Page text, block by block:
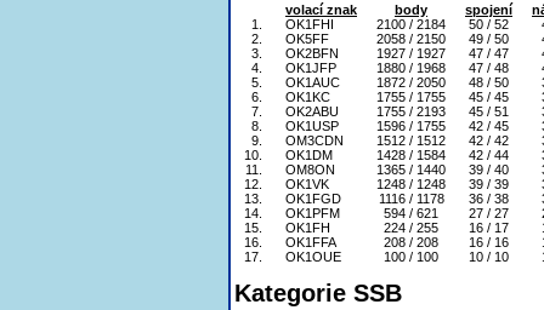
volací znak body spojení
1.
OK1FHI 2100 / 2184 50 / 52
2.
OK5FF 2058 / 2150 49 / 50
3.
OK2BFN 1927 / 1927 47 / 47
4.
OK1JFP 1880 / 1968 47 / 48
5.
OK1AUC 1872 / 2050 48 / 50
6.
OK1KC 1755 / 1755 45 / 45
7.
OK2ABU 1755 / 2193 45 / 51
8.
OK1USP 1596 / 1755 42 / 45
9.
OM3CDN 1512 / 1512 42 / 42
10.
OK1DM 1428 / 1584 42 / 44
11.
OM8ON 1365 / 1440 39 / 40
12.
OK1VK 1248 / 1248 39 / 39
13.
OK1FGD 1116 / 1178 36 / 38
14.
OK1PFM 594 / 621 27 / 27
15.
OK1FH 224 / 255 16 / 17
16.
OK1FFA 208 / 208 16 / 16
17.
OK1OUE 100 / 100 10 / 10
Kategorie SSB